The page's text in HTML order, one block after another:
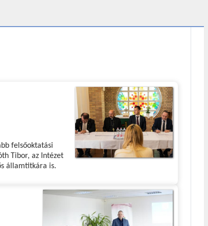
felsőoktatási
Tibor, az Intézet
államtitkára is.